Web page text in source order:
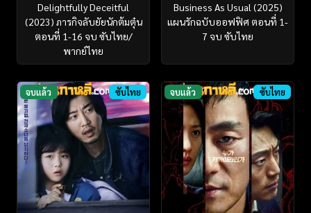
Delightfully Deceitful
(2023) ภารกิจลับยัยนักต้มตุ๋น
ตอนที่ 1-16 จบ ซับไทย/
พากย์ไทย
Business As Usual (2025)
แผนรักฉบับออฟฟิศ ตอนที่ 1-
7 จบ ซับไทย
จบแล้ว ซับไทย จบแล้ว ซับไทย